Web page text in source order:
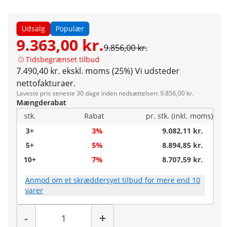
Udsalg Populær
9.363,00 kr.9.856,00 kr.
Tidsbegrænset tilbud
7.490,40 kr. ekskl. moms (25%) Vi udsteder
nettofakturaer.
Laveste pris seneste 30 dage inden nedsættelsen: 9.856,00 kr.
Mængderabat
stk.
Rabat
pr. stk. (inkl. moms)
3+
3%
9.082,11 kr.
5+
5%
8.894,85 kr.
10+
7% 8.707,59 kr.
Anmod om et skræddersyet tilbud for mere end 10
varer
-
Antal
+